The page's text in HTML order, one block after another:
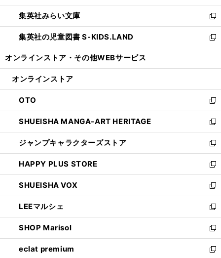
開
く
ウ
で
開
く
ン
ド
ウ
で
ウ
ィ
ン
ド
開
集英社みらい文庫
新
し
い
ン
ウ
で
開
く
集英社の児童図書 S-KIDS.LAND
新
ウ
ン
ド
ウ
で
開
く
オンラインストア・ その他WEBサービス
オンラインストア
OTO
新
し
い
ウ
ィ
ン
ド
ウ
で
開
く
SHUEISHA MANGA-ART HERITAGE
新
し
い
ウ
ィ
ン
ド
ウ
で
開
く
ジャンプキャラクターズストア
新
し
い
ウ
ィ
ン
ド
ウ
で
開
く
HAPPY PLUS STORE
新
し
い
ウ
ィ
ン
ド
ウ
で
SHUEISHA VOX
新
し
い
ウ
ィ
ン
ド
LEEマルシェ
新
し
い
ウ
ィ
SHOP Marisol
新
し
い
eclat premium
新